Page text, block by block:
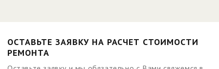
ОСТАВЬТЕ ЗАЯВКУ НА РАСЧЕТ СТОИМОСТИ
РЕМОНТА